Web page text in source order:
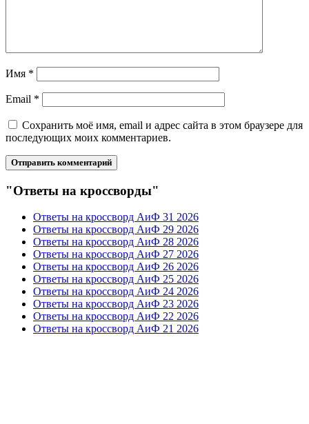
Имя *
Email *
Сохранить моё имя, email и адрес сайта в этом браузере для
последующих моих комментариев.
"Ответы на кроссворды"
Ответы на кроссворд АиФ 31 2026
Ответы на кроссворд АиФ 29 2026
Ответы на кроссворд АиФ 28 2026
Ответы на кроссворд АиФ 27 2026
Ответы на кроссворд АиФ 26 2026
Ответы на кроссворд АиФ 25 2026
Ответы на кроссворд АиФ 24 2026
Ответы на кроссворд АиФ 23 2026
Ответы на кроссворд АиФ 22 2026
Ответы на кроссворд АиФ 21 2026